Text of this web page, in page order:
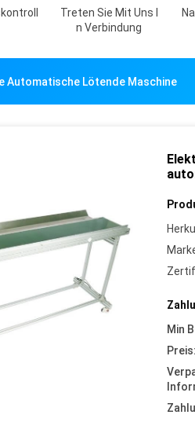
Treten Sie Mit Uns I
N Verbindung
Automatische Lötende Maschine
Min
Preis: